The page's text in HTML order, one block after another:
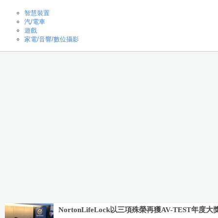
智慧裝置
汽/電車
遊戲
家電/音響/數位攝影
NortonLifeLock以三項殊榮再獲AV-TEST年度大